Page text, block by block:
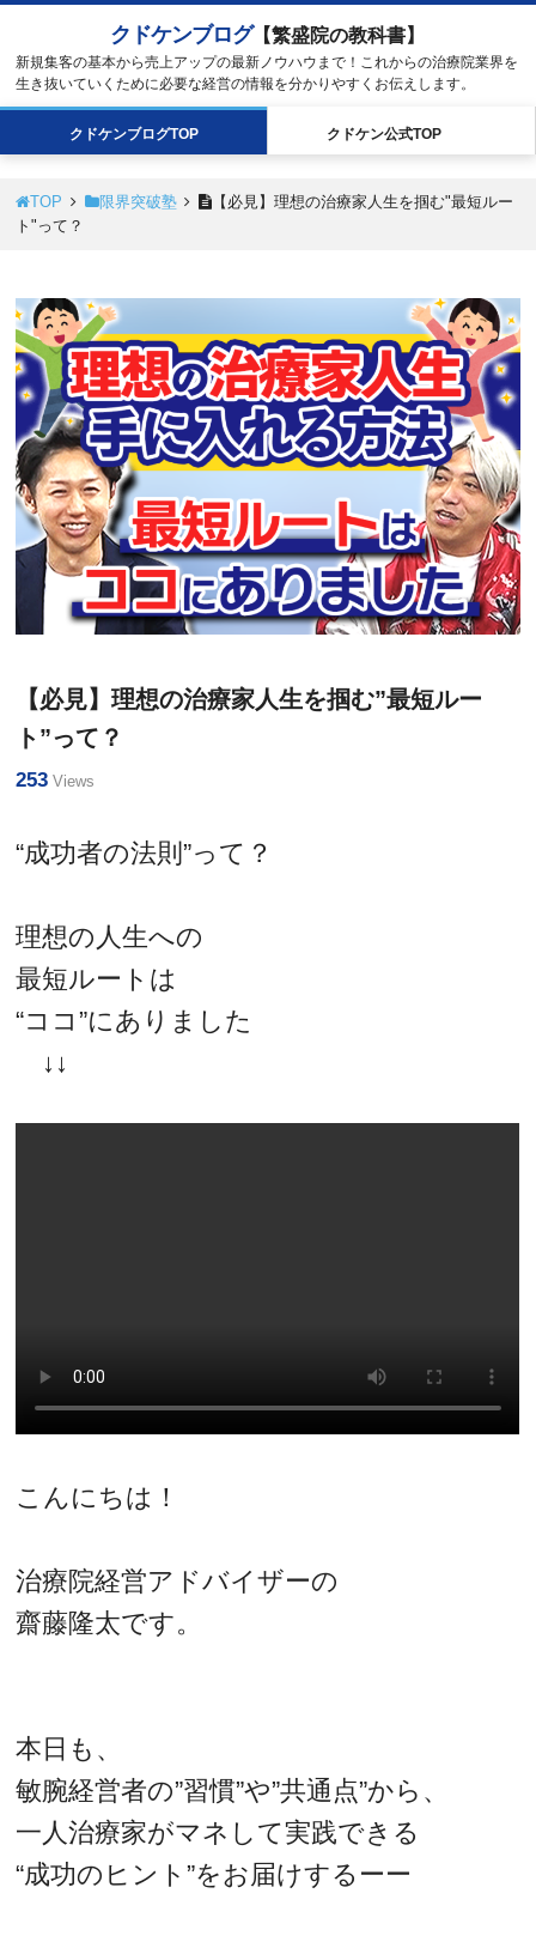
クドケンブログ【繁盛院の教科書】
新規集客の基本から売上アップの最新ノウハウまで！これからの治療院業界を
生き抜いていくために必要な経営の情報を分かりやすくお伝えします。
クドケンブログTOP クドケン公式TOP
TOP 限界突破塾
【必見】理想の治療家人生を掴む"最短ルー
ト"って？
【必見】理想の治療家人生を掴む”最短ルー
ト”って？
253 Views
“成功者の法則”って？
理想の人生への
最短ルートは
“ココ”にありました
↓↓
こんにちは！
治療院経営アドバイザーの
齋藤隆太です。
本日も、
敏腕経営者の”習慣”や”共通点”から、
一人治療家がマネして実践できる
“成功のヒント”をお届けするーー